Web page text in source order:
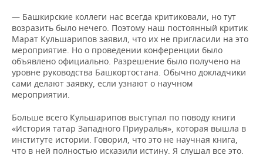
— Башкирские коллеги нас всегда критиковали, но тут
возразить было нечего. Поэтому наш постоянный критик
Марат Кульшарипов заявил, что их не пригласили на это
мероприятие. Но о проведении конференции было
объявлено официально. Разрешение было получено на
уровне руководства Башкортостана. Обычно докладчики
сами делают заявку, если узнают о научном
мероприятии.
Больше всего Кульшарипов выступал по поводу книги
«История татар Западного Приуралья», которая вышла в
институте истории. Говорил, что это не научная книга,
что в ней полностью исказили истину. Я слушал все это.